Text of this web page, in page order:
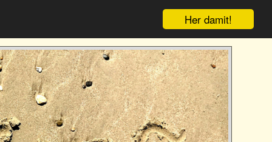
Her damit!